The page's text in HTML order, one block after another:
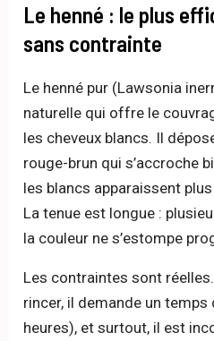
Le henné : le plus
sans contrainte
Le henné pur (Lawsonia
naturelle qui offre le
les cheveux blancs. Il
rouge-brun qui s’accroche
les blancs apparaissent
La tenue est longue :
la couleur ne s’estompe
Les contraintes sont
rincer, il demande un
heures), et surtout, il est